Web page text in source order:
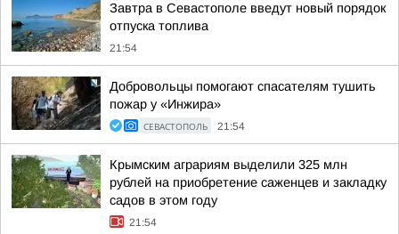
Завтра в Севастополе введут новый порядок
отпуска топлива
21:54
Добровольцы помогают спасателям тушить
пожар у «Инжира»
СЕВАСТОПОЛЬ 21:54
Крымским аграриям выделили 325 млн
рублей на приобретение саженцев и закладку
садов в этом году
21:54